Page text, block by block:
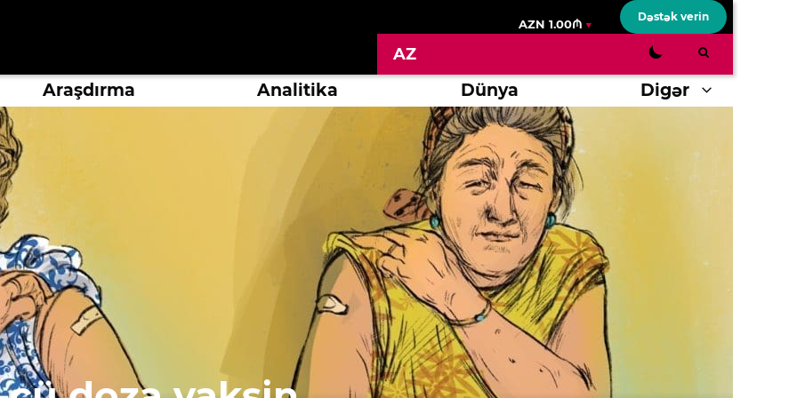
AZN 1.00₼
Dəstək verin
AZ
Araşdırma Analitika Dünya Digər